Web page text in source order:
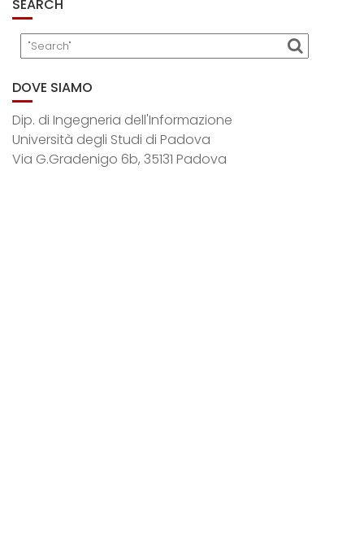
SEARCH
DOVE SIAMO
Dip. di Ingegneria dell'Informazione
Università degli Studi di Padova
Via G.Gradenigo 6b, 35131 Padova